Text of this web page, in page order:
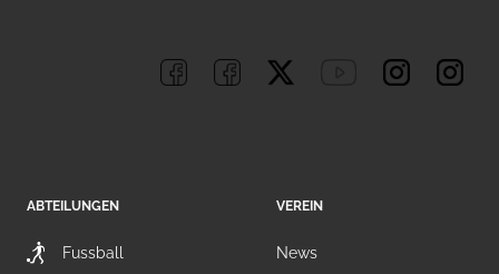
ABTEILUNGEN
Fussball
VEREIN
News